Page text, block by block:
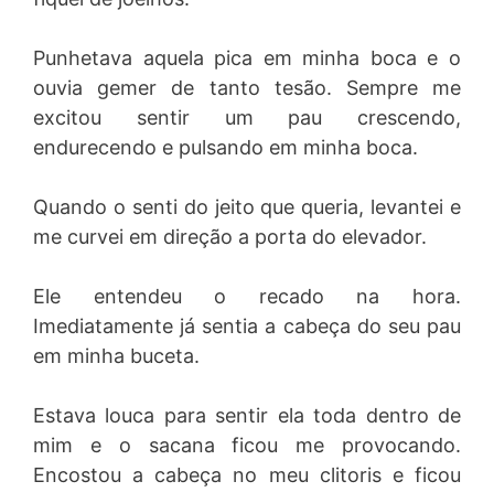
Punhetava aquela pica em minha boca e o
ouvia gemer de tanto tesão. Sempre me
excitou sentir um pau crescendo,
endurecendo e pulsando em minha boca.
Quando o senti do jeito que queria, levantei e
me curvei em direção a porta do elevador.
Ele entendeu o recado na hora.
Imediatamente já sentia a cabeça do seu pau
em minha buceta.
Estava louca para sentir ela toda dentro de
mim e o sacana ficou me provocando.
Encostou a cabeça no meu clitoris e ficou